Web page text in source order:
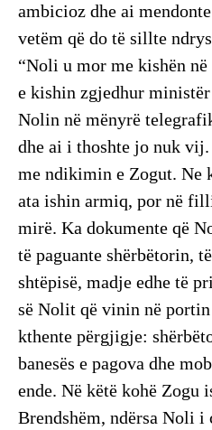
ambicioz dhe ai
vetëm që do të sillte
“Noli u mor me kishën
e kishin zgjedhur
Nolin në mënyrë
dhe ai i thoshte jo nuk
me ndikimin e Zogut. Ne
ata ishin armiq, por në
mirë. Ka dokumente që
të paguante shërbëtorin,
shtëpisë, madje edhe të
së Nolit që vinin në
kthente përgjigje:
banesës e pagova dhe
ende. Në këtë kohë Zogu
Brendshëm, ndërsa Noli i